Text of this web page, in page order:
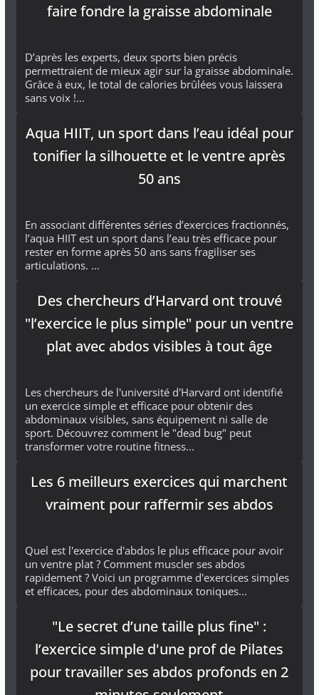
faire fondre la graisse abdominale
D’après les experts, deux sports bien précis
permettraient de mieux agir sur la graisse abdominale.
Grâce à eux, le total de calories brûlées vous laissera
sans voix !…
Aqua HIIT, un sport dans l’eau idéal pour
tonifier la silhouette et le ventre après
50 ans
En associant différentes séries d’exercices fractionnés,
l’aqua HIIT est un sport dans l’eau très efficace pour
rester en forme après 50 ans sans fragiliser ses
articulations. …
Des chercheurs d’Harvard ont trouvé
"l’exercice le plus simple" pour un ventre
plat avec abdos visibles à tout âge
Les chercheurs de l'université d'Harvard ont identifié
un exercice simple et efficace pour obtenir des
abdominaux visibles, sans équipement ni salle de
sport. Découvrez comment le "dead bug" peut
transformer votre routine fitness...
Les 6 meilleurs exercices qui marchent
vraiment pour raffermir ses abdos
Quel est l'exercice d'abdos le plus efficace pour avoir
un ventre plat ? Comment muscler ses abdos
rapidement ? Voici un programme d'exercices simples
et efficaces, pour des abdominaux toniques...
"Le secret d’une taille plus fine" :
l’exercice simple d'une prof de Pilates
pour travailler ses abdos profonds en 2